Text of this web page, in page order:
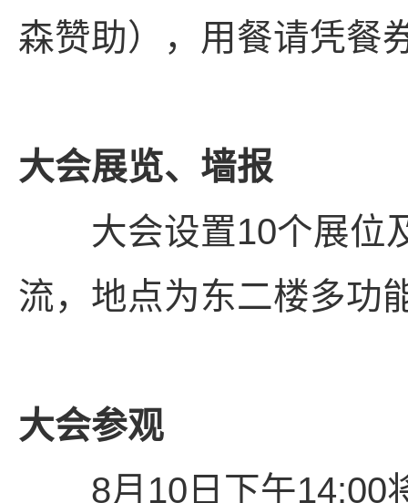
森赞助），用餐请凭餐
大会展览、墙报
大会设置10个展位及
流，地点为东二楼多功
大会参观
8月10日下午14:00将